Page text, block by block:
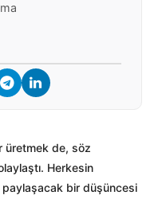
üretmek de, söz
Herkesin
bir düşüncesi